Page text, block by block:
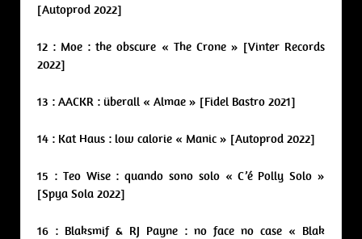
[Autoprod 2022]
12 : Moe : the obscure « The Crone » [Vinter Records
2022]
13 : AACKR : überall « Almae » [Fidel Bastro 2021]
14 : Kat Haus : low calorie « Manic » [Autoprod 2022]
15 : Teo Wise : quando sono solo « C’é Polly Solo »
[Spya Sola 2022]
16 : Blaksmif & RJ Payne : no face no case « Blak